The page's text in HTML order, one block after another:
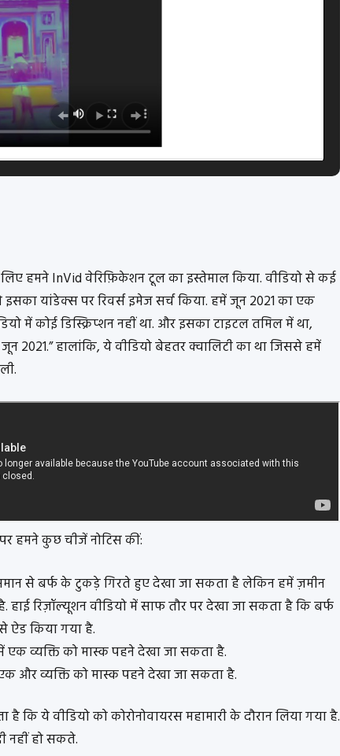
हमने InVid वेरिफ़िकेशन टूल का इस्तेमाल किया. वीडियो से कई
यांडेक्स पर रिवर्स इमेज सर्च किया. हमें जून 2021 का एक
में कोई डिस्क्रिप्शन नहीं था. और इसका टाइटल तमिल में था,
2021.” हालांकि, ये वीडियो बेहतर क्वालिटी का था जिससे हमें
हमने कुछ चीजें नोटिस कीं:
से बर्फ के टुकड़े गिरते हुए देखा जा सकता है लेकिन हमें ज़मीन
हाई रिज़ॉल्यूशन वीडियो में साफ तौर पर देखा जा सकता है कि बर्फ
ऐड किया गया है.
एक व्यक्ति को मास्क पहने देखा जा सकता है.
और व्यक्ति को मास्क पहने देखा जा सकता है.
कि ये वीडियो को कोरोनोवायरस महामारी के दौरान लिया गया है.
नहीं हो सकते.